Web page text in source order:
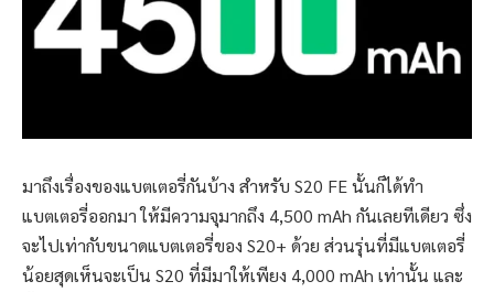
มาถึงเรื่องของแบตเตอรี่กันบ้าง สำหรับ S20 FE นั้นก็ได้ทำ
แบตเตอรี่ออกมา ให้มีความจุมากถึง 4,500 mAh กันเลยทีเดียว ซึ่ง
จะไปเท่ากับขนาดแบตเตอรี่ของ S20+ ด้วย ส่วนรุ่นที่มีแบตเตอรี่
น้อยสุดเห็นจะเป็น S20 ที่มีมาให้เพียง 4,000 mAh เท่านั้น และ